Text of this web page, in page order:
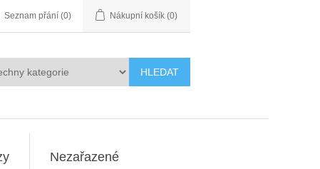
Seznam přání (0) Nákupní košík (0)
HLEDAT
Nezařazené